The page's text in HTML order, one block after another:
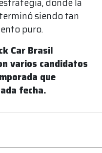
siendo tan
puro.
Car Brasil
varios candidatos
que
fecha.